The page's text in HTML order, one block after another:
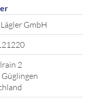
GmbH
2